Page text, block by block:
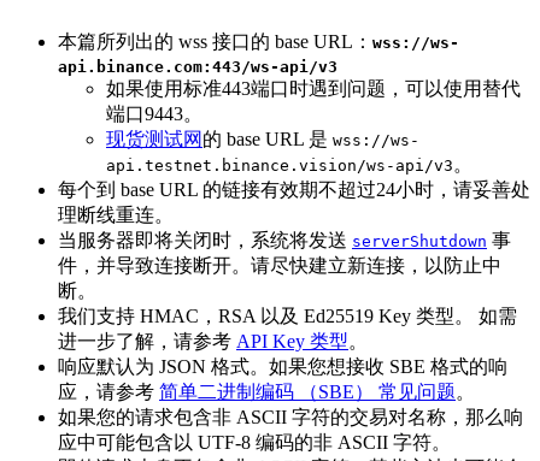
本篇所列出的 wss 接口的 base URL： wss://ws-
api.binance.com:443/ws-api/v3
如果使用标准443端口时遇到问题，可以使用替代
端口9443。
现货测试网 的 base URL 是 wss://ws-
api.testnet.binance.vision/ws-api/v3 。
每个到 base URL 的链接有效期不超过24小时，请妥善处
理断线重连。
当服务器即将关闭时，系统将发送 serverShutdown 事
件，并导致连接断开。请尽快建立新连接，以防止中
断。
我们支持 HMAC，RSA 以及 Ed25519 Key 类型。 如需
进一步了解，请参考 API Key 类型。
响应默认为 JSON 格式。如果您想接收 SBE 格式的响
应，请参考 简单二进制编码 （SBE） 常见问题。
如果您的请求包含非 ASCII 字符的交易对名称，那么响
应中可能包含以 UTF-8 编码的非 ASCII 字符。